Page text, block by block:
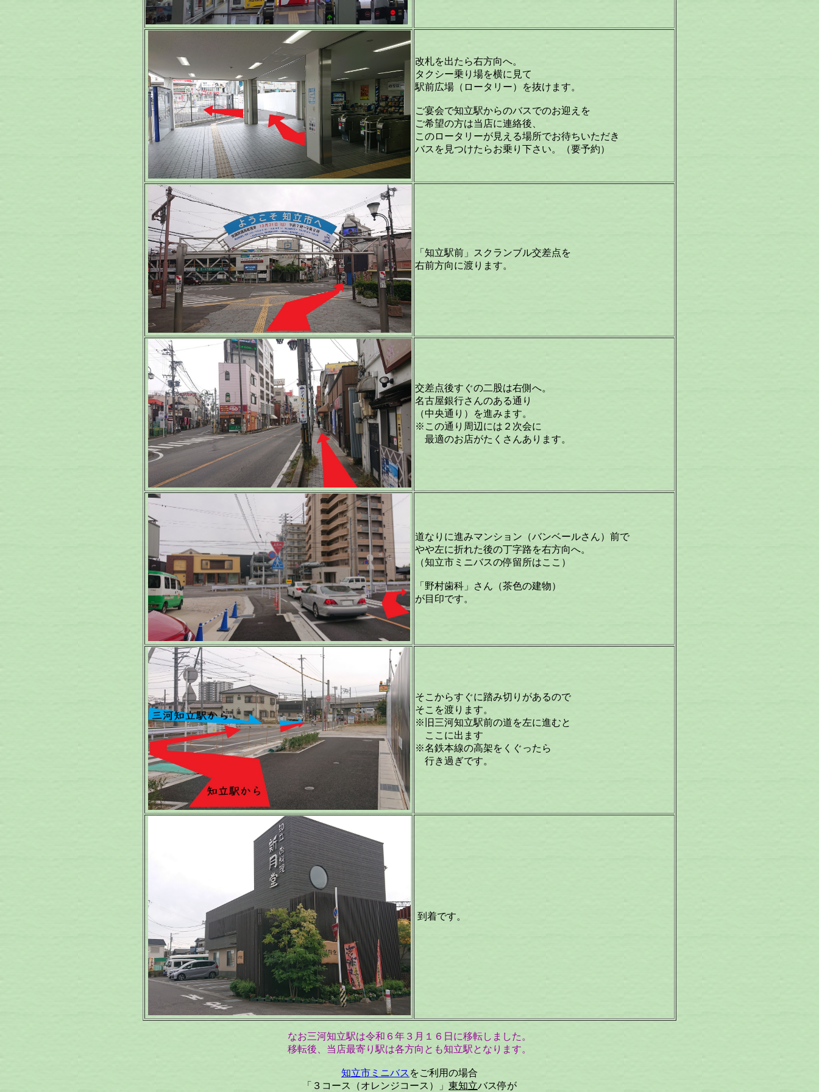
改札を出たら右方向へ。
タクシー乗り場を横に見て
駅前広場（ロータリー）を抜けます。
ご宴会で知立駅からのバスでのお迎えを
ご希望の方は当店に連絡後、
このロータリーが見える場所でお待ちいただき
バスを見つけたらお乗り下さい。（要予約）
「知立駅前」スクランブル交差点を
右前方向に渡ります。
交差点後すぐの二股は右側へ。
名古屋銀行さんのある通り
（中央通り）を進みます。
※この通り周辺には２次会に
最適のお店がたくさんあります。
道なりに進みマンション（バンベールさん）前で
やや左に折れた後の丁字路を右方向へ。
（知立市ミニバスの停留所はここ）
「野村歯科」さん（茶色の建物）
が目印です。
そこからすぐに踏み切りがあるので
そこを渡ります。
※旧三河知立駅前の道を左に進むと
ここに出ます
※名鉄本線の高架をくぐったら
行き過ぎです。
到着です。
なお三河知立駅は令和６年３月１６日に移転しました。
移転後、当店最寄り駅は各方向とも知立駅となります。
知立市ミニバス をご利用の場合
「３コース（オレンジコース）」 東知立バス停が